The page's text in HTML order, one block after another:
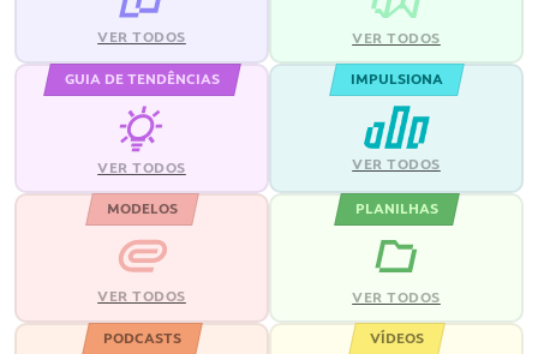
VER TODOS VER TODOS
GUIA DE TENDÊNCIAS
VER TODOS
IMPULSIONA
VER TODOS
MODELOS
VER TODOS
PLANILHAS
VER TODOS
PODCASTS VÍDEOS